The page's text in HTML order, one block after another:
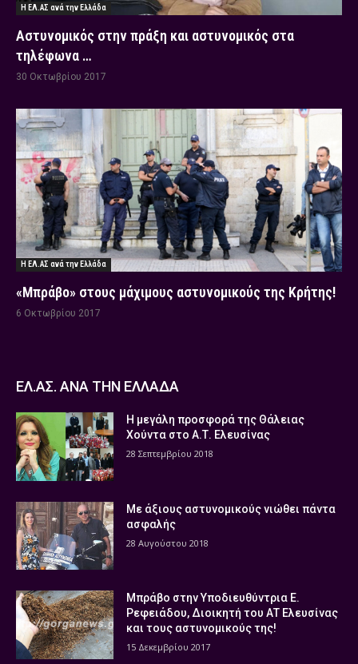
Η ΕΛ.ΑΣ ανά την Ελλάδα
Αστυνομικός στην πράξη και αστυνομικός στα
τηλέφωνα …
30 Οκτωβρίου 2017
Η ΕΛ.ΑΣ ανά την Ελλάδα
«Μπράβο» στους μάχιμους αστυνομικούς της Κρήτης!
6 Οκτωβρίου 2017
ΕΛ.ΑΣ. ΑΝΑ ΤΗΝ ΕΛΛΑΔΑ
Η μεγάλη προσφορά της Θάλειας
Χούντα στο Α.Τ. Ελευσίνας
28 Σεπτεμβρίου 2018
Με άξιους αστυνομικούς νιώθει πάντα
ασφαλής
28 Αυγούστου 2018
Μπράβο στην Υποδιευθύντρια Ε.
Ρεφειάδου, Διοικητή του ΑΤ Ελευσίνας
και τους αστυνομικούς της!
15 Δεκεμβρίου 2017